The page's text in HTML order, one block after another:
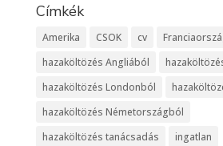
Címkék
Amerika CSOK cv
hazaköltözés Angliából
hazaköltözés Londonból
hazaköltözés Németországból
hazaköltözés tanácsadás
ingatlan